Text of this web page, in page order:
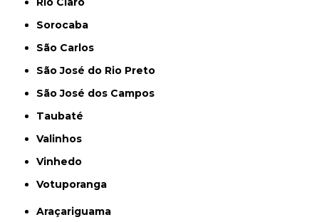
Sorocaba
São Carlos
São José do Rio Preto
São José dos Campos
Taubaté
Valinhos
Vinhedo
Votuporanga
Araçariguama